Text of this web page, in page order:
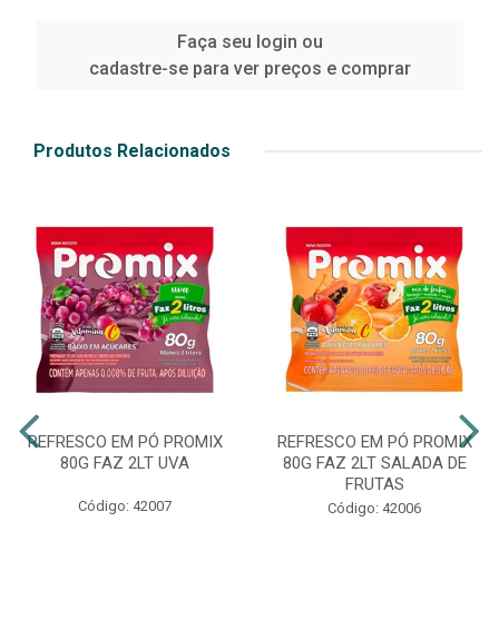
Faça seu login ou
cadastre-se para ver preços e comprar
Produtos Relacionados
REFRESCO EM PÓ PROMIX
80G FAZ 2LT UVA
Código: 42007
REFRESCO EM PÓ PROMIX
80G FAZ 2LT SALADA DE
FRUTAS
Código: 42006